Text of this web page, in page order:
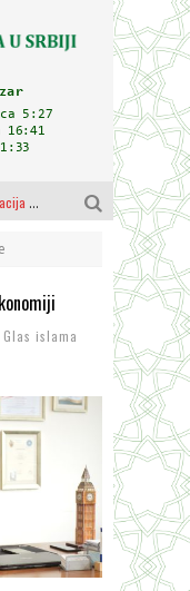
Delegacija IZ-e na godišnjici bitke kod Petrovaradina
Muftija Dudić: Mir, pravda i suživot nemaju alternativu
Orijentalna kuća Osman-age Trtovca u Novom Pazaru
Glas islama